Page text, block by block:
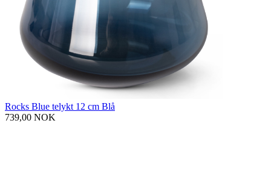
Rocks Blue telykt 12 cm Blå
739,00 NOK